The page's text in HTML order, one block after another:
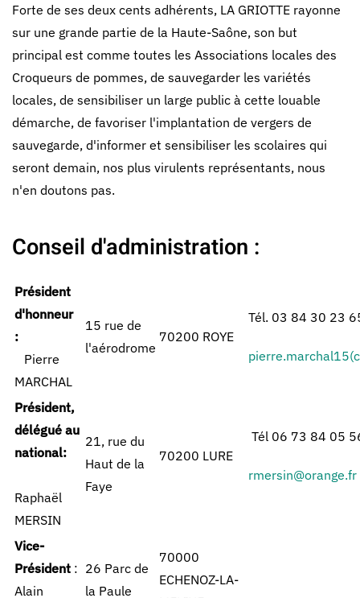
Forte de ses deux cents adhérents, LA GRIOTTE rayonne
sur une grande partie de la Haute-Saône, son but
principal est comme toutes les Associations locales des
Croqueurs de pommes, de sauvegarder les variétés
locales, de sensibiliser un large public à cette louable
démarche, de favoriser l'implantation de vergers de
sauvegarde, d'informer et sensibiliser les scolaires qui
seront demain, nos plus virulents représentants, nous
n'en doutons pas.
Conseil d'administration :
Président
d'honneur
:
Pierre
MARCHAL
15 rue de
l'aérodrome
70200 ROYE
Tél. 03 84 30 23
Président,
délégué au
national:
Raphaël
MERSIN
21, rue du
Haut de la
Faye
70200 LURE
Tél 06 73 84 05
rmersin@orange.fr
Vice-
Président :
Alain
26 Parc de
la Paule
70000
ECHENOZ-LA-